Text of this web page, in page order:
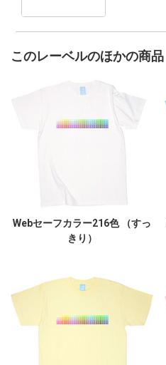
このレーベルのほかの商品
Webセーフカラー216色 （すっ
きり）